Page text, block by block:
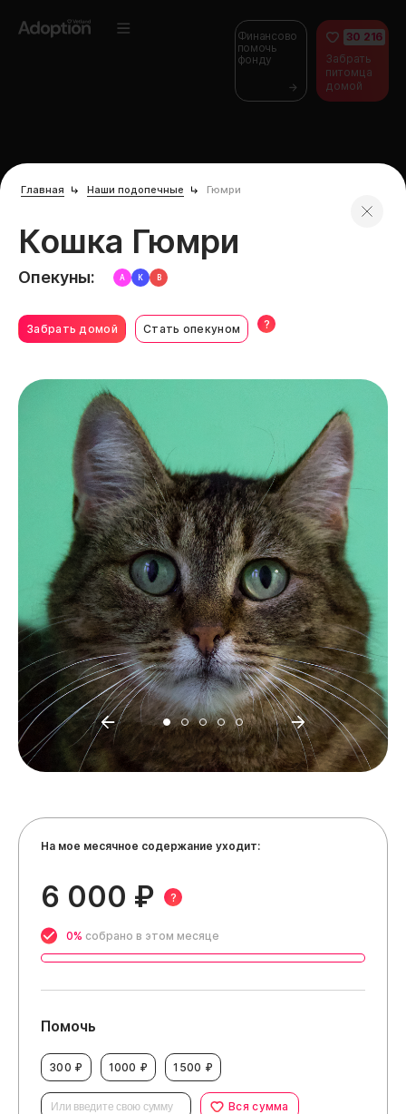
Финансово
помочь
фонду
30 216
Забрать
питомца
домой
Главная Наши подопечные Гюмри
Кошка Гюмри
Забрать домой Стать опекуном ?
Опекуны: А К В
На мое месячное содержание уходит:
6 000 ₽ ?
0% собрано в этом месяце
Помочь
300 ₽ 1000 ₽ 1500 ₽
Вся сумма